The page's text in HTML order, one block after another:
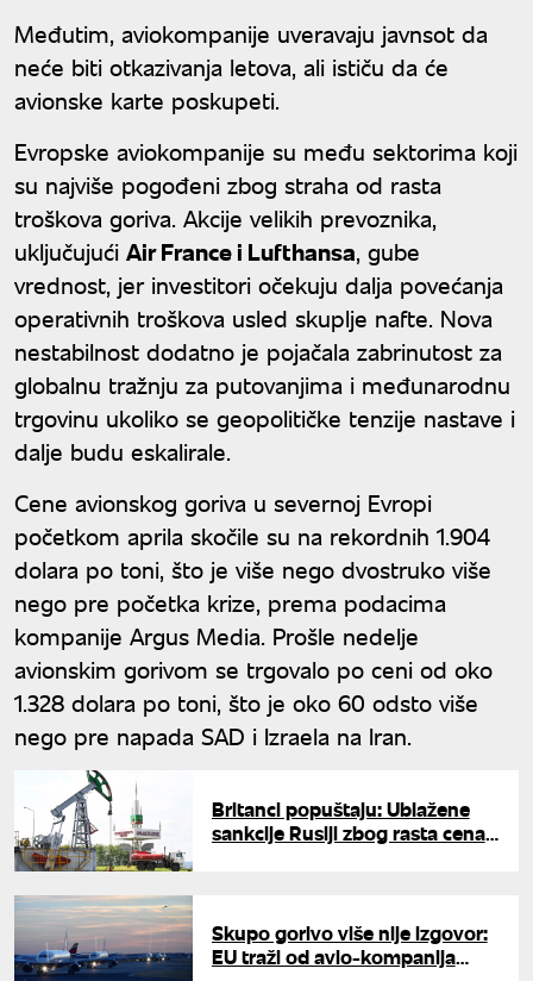
Međutim, aviokompanije uveravaju javnsot da
neće biti otkazivanja letova, ali ističu da će
avionske karte poskupeti.
Evropske aviokompanije su među sektorima koji
su najviše pogođeni zbog straha od rasta
troškova goriva. Akcije velikih prevoznika,
uključujući Air France i Lufthansa, gube
vrednost, jer investitori očekuju dalja povećanja
operativnih troškova usled skuplje nafte. Nova
nestabilnost dodatno je pojačala zabrinutost za
globalnu tražnju za putovanjima i međunarodnu
trgovinu ukoliko se geopolitičke tenzije nastave i
dalje budu eskalirale.
Cene avionskog goriva u severnoj Evropi
početkom aprila skočile su na rekordnih 1.904
dolara po toni, što je više nego dvostruko više
nego pre početka krize, prema podacima
kompanije Argus Media. Prošle nedelje
avionskim gorivom se trgovalo po ceni od oko
1.328 dolara po toni, što je oko 60 odsto više
nego pre napada SAD i Izraela na Iran.
Britanci popuštaju: Ublažene
sankcije Rusiji zbog rasta cena
Skupo gorivo više nije izgovor:
EU traži od avio-kompanija